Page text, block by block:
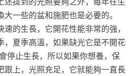
一些的盆和施肥也是必要的。
的生長，它開花性能非常的強，
，夏季高溫，如果缺光它是不開花
停止生長，所以如果你想養，保
跟上，光照充足，它就能夠一直長